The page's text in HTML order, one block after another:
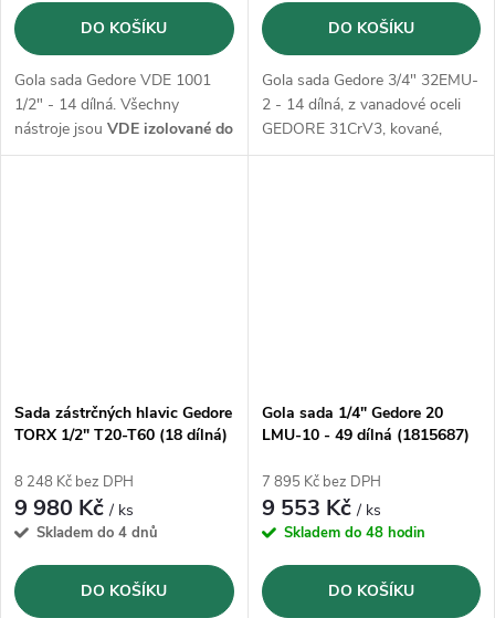
DO KOŠÍKU
Gola sada Gedore VDE 1001
1/2" - 14 dílná. Všechny
nástroje jsou VDE izolované do
1000 V
DO KOŠÍKU
Gola sada Gedore 3/4" 32EMU-
2 - 14 dílná, z vanadové oceli
GEDORE 31CrV3, kované,
broušené a pochromované
Sada zástrčných hlavic Gedore
TORX 1/2" T20-T60 (18 dílná)
8 248 Kč bez DPH
9 980 Kč/ ks
Skladem do 4 dnů
DO KOŠÍKU
Gola sada 1/4" Gedore 20
LMU-10 - 49 dílná (1815687)
7 895 Kč bez DPH
9 553 Kč/ ks
Skladem do 48 hodin
DO KOŠÍKU